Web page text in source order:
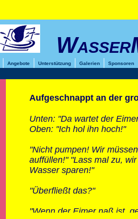
Angebote Unterstützung Galerien Sponsoren